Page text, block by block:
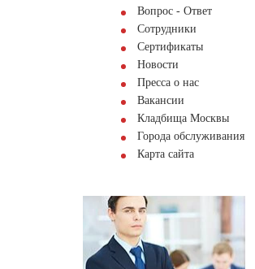
Вопрос - Ответ
Сотрудники
Сертификаты
Новости
Пресса о нас
Вакансии
Кладбища Москвы
Города обслуживания
Карта сайта